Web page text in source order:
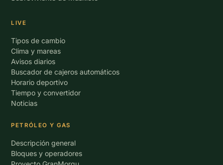
LIVE
Tipos de cambio
Clima y mareas
Avisos diarios
Buscador de cajeros automáticos
Horario deportivo
Tiempo y convertidor
Noticias
PETRÓLEO Y GAS
Descripción general
Bloques y operadores